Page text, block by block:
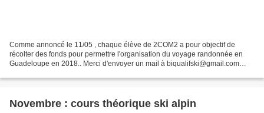
Comme annoncé le 11/05 , chaque élève de 2COM2 a pour objectif de
récolter des fonds pour permettre l'organisation du voyage randonnée en
Guadeloupe en 2018.. Merci d'envoyer un mail à biqualifski@gmail.com
Novembre : cours théorique ski alpin